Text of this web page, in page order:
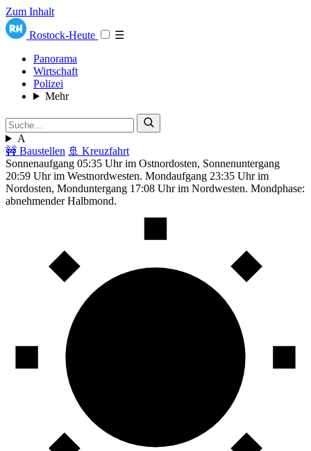
Zum Inhalt
Rostock-Heute
☰
Panorama
Wirtschaft
Polizei
Mehr
A
🚧 Baustellen 🚢 Kreuzfahrt
Sonnenaufgang 05:35 Uhr im Ostnordosten, Sonnenuntergang
20:59 Uhr im Westnordwesten. Mondaufgang 23:35 Uhr im
Nordosten, Monduntergang 17:08 Uhr im Nordwesten. Mondphase:
abnehmender Halbmond.